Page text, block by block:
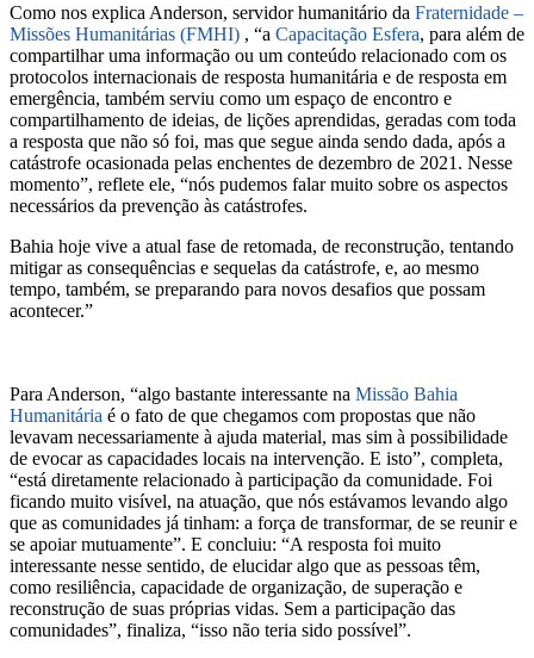
Como nos explica Anderson, servidor humanitário da Fraternidade –
Missões Humanitárias (FMHI) , “a Capacitação Esfera, para além de
compartilhar uma informação ou um conteúdo relacionado com os
protocolos internacionais de resposta humanitária e de resposta em
emergência, também serviu como um espaço de encontro e
compartilhamento de ideias, de lições aprendidas, geradas com toda
a resposta que não só foi, mas que segue ainda sendo dada, após a
catástrofe ocasionada pelas enchentes de dezembro de 2021. Nesse
momento”, reflete ele, “nós pudemos falar muito sobre os aspectos
necessários da prevenção às catástrofes.
Bahia hoje vive a atual fase de retomada, de reconstrução, tentando
mitigar as consequências e sequelas da catástrofe, e, ao mesmo
tempo, também, se preparando para novos desafios que possam
acontecer.”
Para Anderson, “algo bastante interessante na Missão Bahia
Humanitária é o fato de que chegamos com propostas que não
levavam necessariamente à ajuda material, mas sim à possibilidade
de evocar as capacidades locais na intervenção. E isto”, completa,
“está diretamente relacionado à participação da comunidade. Foi
ficando muito visível, na atuação, que nós estávamos levando algo
que as comunidades já tinham: a força de transformar, de se reunir e
se apoiar mutuamente”. E concluiu: “A resposta foi muito
interessante nesse sentido, de elucidar algo que as pessoas têm,
como resiliência, capacidade de organização, de superação e
reconstrução de suas próprias vidas. Sem a participação das
comunidades”, finaliza, “isso não teria sido possível”.